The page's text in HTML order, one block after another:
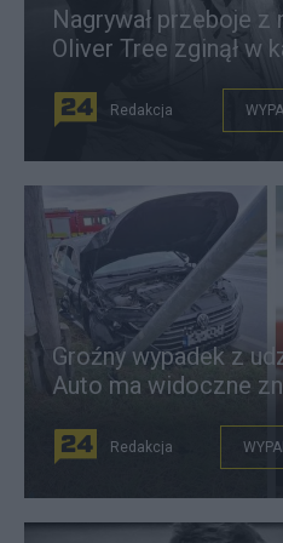
Nagrywał przeboje z
Oliver Tree zginął w
Redakcja
Groźny wypadek z
Auto ma widoczne
Redakcja